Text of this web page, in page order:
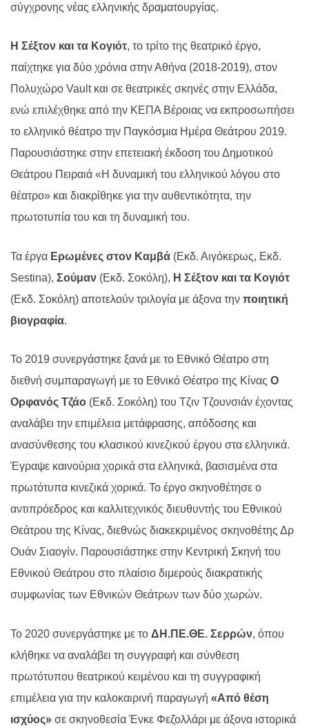
σύγχρονης νέας ελληνικής δραματουργίας.
Η Σέξτον και τα Κογιότ, το τρίτο της θεατρικό έργο,
παίχτηκε για δύο χρόνια στην Αθήνα (2018-2019), στον
Πολυχώρο Vault και σε θεατρικές σκηνές στην Ελλάδα,
ενώ επιλέχθηκε από την ΚΕΠΑ Βέροιας να εκπροσωπήσει
το ελληνικό θέατρο την Παγκόσμια Ημέρα Θεάτρου 2019.
Παρουσιάστηκε στην επετειακή έκδοση του Δημοτικού
Θεάτρου Πειραιά «Η δυναμική του ελληνικού λόγου στο
θέατρο» και διακρίθηκε για την αυθεντικότητα, την
πρωτοτυπία του και τη δυναμική του.
Τα έργα Ερωμένες στον Καμβά (Εκδ. Αιγόκερως, Εκδ.
Sestina), Σούμαν (Eκδ. Σοκόλη), Η Σέξτον και τα Κογιότ
(Eκδ. Σοκόλη) αποτελούν τριλογία με άξονα την ποιητική
βιογραφία.
Το 2019 συνεργάστηκε ξανά με το Εθνικό Θέατρο στη
διεθνή συμπαραγωγή με το Εθνικό Θέατρο της Κίνας Ο
Ορφανός Τζάο (Εκδ. Σοκόλη) του Τζιν Τζουνσιάν έχοντας
αναλάβει την επιμέλεια μετάφρασης, απόδοσης και
ανασύνθεσης του κλασικού κινεζικού έργου στα ελληνικά.
Έγραψε καινούρια χορικά στα ελληνικά, βασισμένα στα
πρωτότυπα κινεζικά χορικά. Το έργο σκηνοθέτησε ο
αντιπρόεδρος και καλλιτεχνικός διευθυντής του Εθνικού
Θεάτρου της Κίνας, διεθνώς διακεκριμένος σκηνοθέτης Δρ
Ουάν Σιαογίν. Παρουσιάστηκε στην Κεντρική Σκηνή του
Εθνικού Θεάτρου στο πλαίσιο διμερούς διακρατικής
συμφωνίας των Εθνικών Θεάτρων των δύο χωρών.
Το 2020 συνεργάστηκε με το ΔΗ.ΠΕ.ΘΕ. Σερρών, όπου
κλήθηκε να αναλάβει τη συγγραφή και σύνθεση
πρωτότυπου θεατρικού κειμένου και τη συγγραφική
επιμέλεια για την καλοκαιρινή παραγωγή «Από θέση
ισχύος» σε σκηνοθεσία Ένκε Φεζολλάρι με άξονα ιστορικά